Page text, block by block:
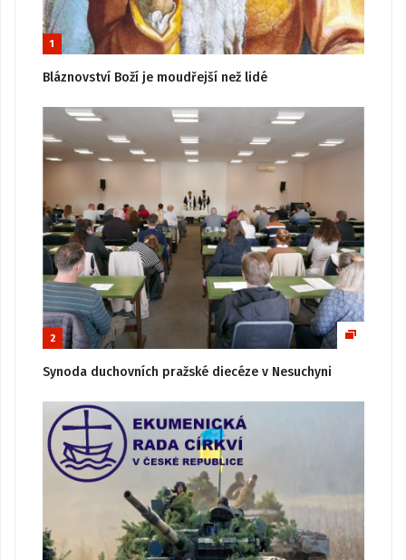
1
Bláznovství Boží je moudřejší než lidé
2
Synoda duchovních pražské diecéze v Nesuchyni